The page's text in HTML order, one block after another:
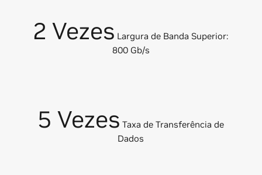
2 Vezes Largura de Banda Superior:
800 Gb/s
5 Vezes Taxa de Transferência de
Dados